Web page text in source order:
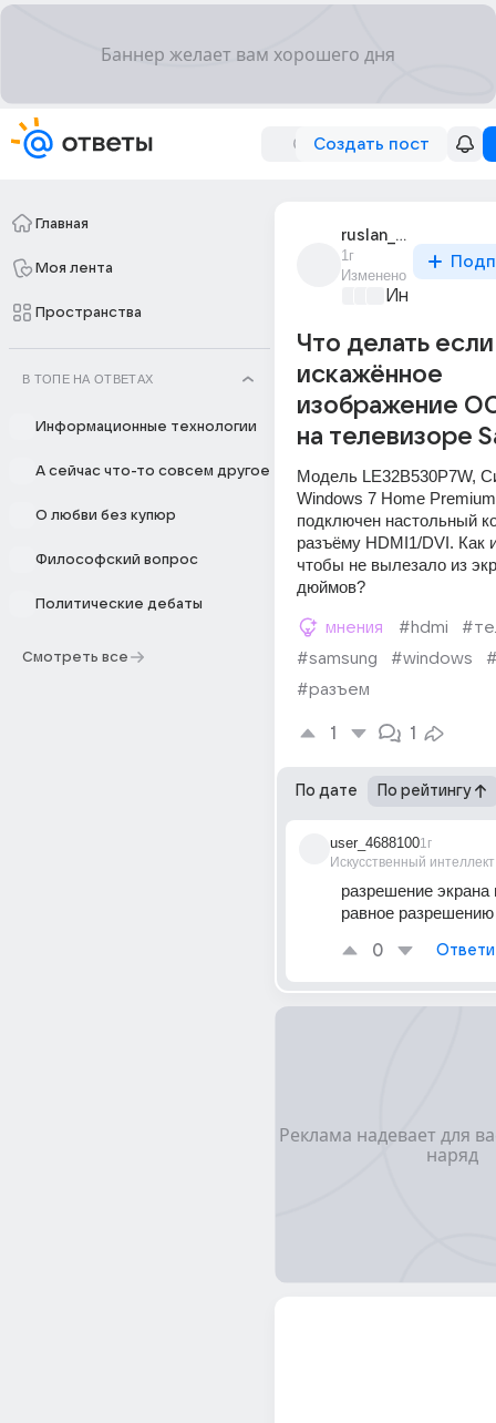
Создать пост
Главная
Моя лента
Пространства
В ТОПЕ НА ОТВЕТАХ
Информационные технологии
А сейчас что-то совсем другое
О любви без купюр
Философский вопрос
Политические дебаты
Смотреть все
ruslan_chapkhaev
1г
Изменено
Что делать если
искажённое
изображение
на телевизоре
Модель LE32B530P7W,
Windows 7 Home
подключен настольный
разъёму HDMI1/DVI. Как
чтобы не вылезало из
дюймов?
мнения #hdmi
#samsung
#windows
#разъем
1 1
По дате По рейтингу
user_4688100
Искусственный интеллект
1г
разрешение экрана
равное разрешению
0